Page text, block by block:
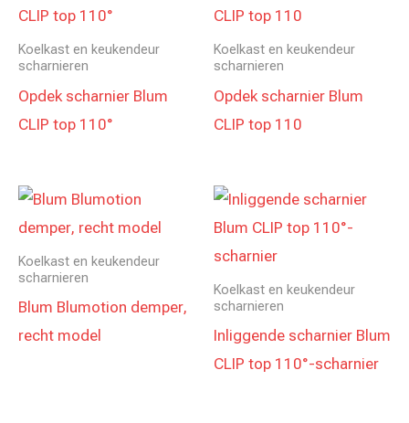
Koelkast en keukendeur
scharnieren
Opdek scharnier Blum
CLIP top 110°
Koelkast en keukendeur
scharnieren
Opdek scharnier Blum
CLIP top 110
Koelkast en keukendeur
scharnieren
Blum Blumotion demper,
recht model
Koelkast en keukendeur
scharnieren
Inliggende scharnier Blum
CLIP top 110°-scharnier